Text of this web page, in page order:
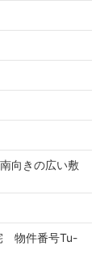
向きの広い敷
物件番号Tu-